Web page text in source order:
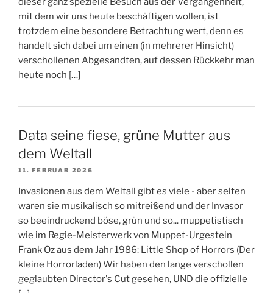
mit dem wir uns heute beschäftigen wollen, ist
trotzdem eine besondere Betrachtung wert, denn es
handelt sich dabei um einen (in mehrerer Hinsicht)
verschollenen Abgesandten, auf dessen Rückkehr man
heute noch […]
Data seine fiese, grüne Mutter aus
dem Weltall
11. FEBRUAR 2026
Invasionen aus dem Weltall gibt es viele - aber selten
waren sie musikalisch so mitreißend und der Invasor
so beeindruckend böse, grün und so... muppetistisch
wie im Regie-Meisterwerk von Muppet-Urgestein
Frank Oz aus dem Jahr 1986: Little Shop of Horrors (Der
kleine Horrorladen) Wir haben den lange verschollen
geglaubten Director's Cut gesehen, UND die offizielle